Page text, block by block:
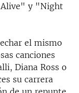
Alive" y "Night
el mismo
canciones
Diana Ross o
su carrera